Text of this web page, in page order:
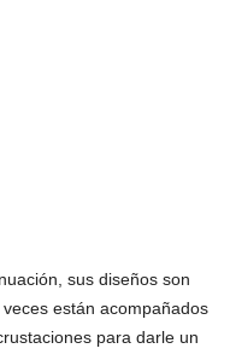
sus diseños son
están acompañados
para darle un